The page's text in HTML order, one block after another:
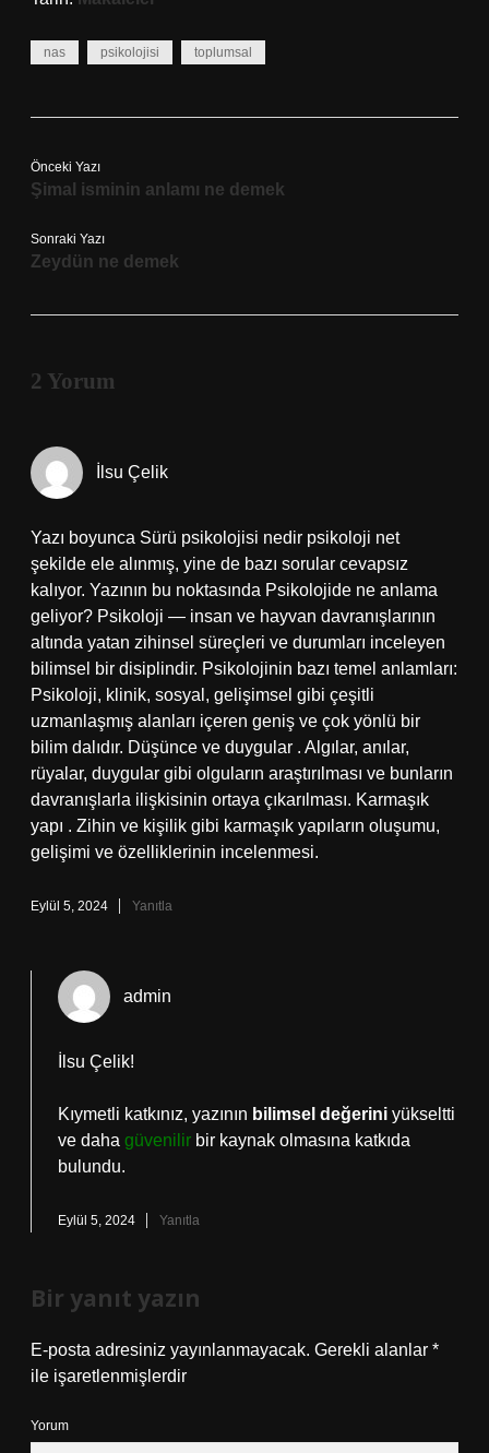
nas psikolojisi toplumsal
Önceki Yazı
Şimal isminin anlamı ne demek
Sonraki Yazı
Zeydün ne demek
2 Yorum
İlsu Çelik
Yazı boyunca Sürü psikolojisi nedir psikoloji net
şekilde ele alınmış, yine de bazı sorular cevapsız
kalıyor. Yazının bu noktasında Psikolojide ne anlama
geliyor? Psikoloji — insan ve hayvan davranışlarının
altında yatan zihinsel süreçleri ve durumları inceleyen
bilimsel bir disiplindir. Psikolojinin bazı temel anlamları:
Psikoloji, klinik, sosyal, gelişimsel gibi çeşitli
uzmanlaşmış alanları içeren geniş ve çok yönlü bir
bilim dalıdır. Düşünce ve duygular . Algılar, anılar,
rüyalar, duygular gibi olguların araştırılması ve bunların
davranışlarla ilişkisinin ortaya çıkarılması. Karmaşık
yapı . Zihin ve kişilik gibi karmaşık yapıların oluşumu,
gelişimi ve özelliklerinin incelenmesi.
Eylül 5, 2024 Yanıtla
admin
İlsu Çelik!
Kıymetli katkınız, yazının bilimsel değerini yükseltti
ve daha güvenilir bir kaynak olmasına katkıda
bulundu.
Eylül 5, 2024 Yanıtla
Bir yanıt yazın
E-posta adresiniz yayınlanmayacak. Gerekli alanlar *
ile işaretlenmişlerdir
Yorum